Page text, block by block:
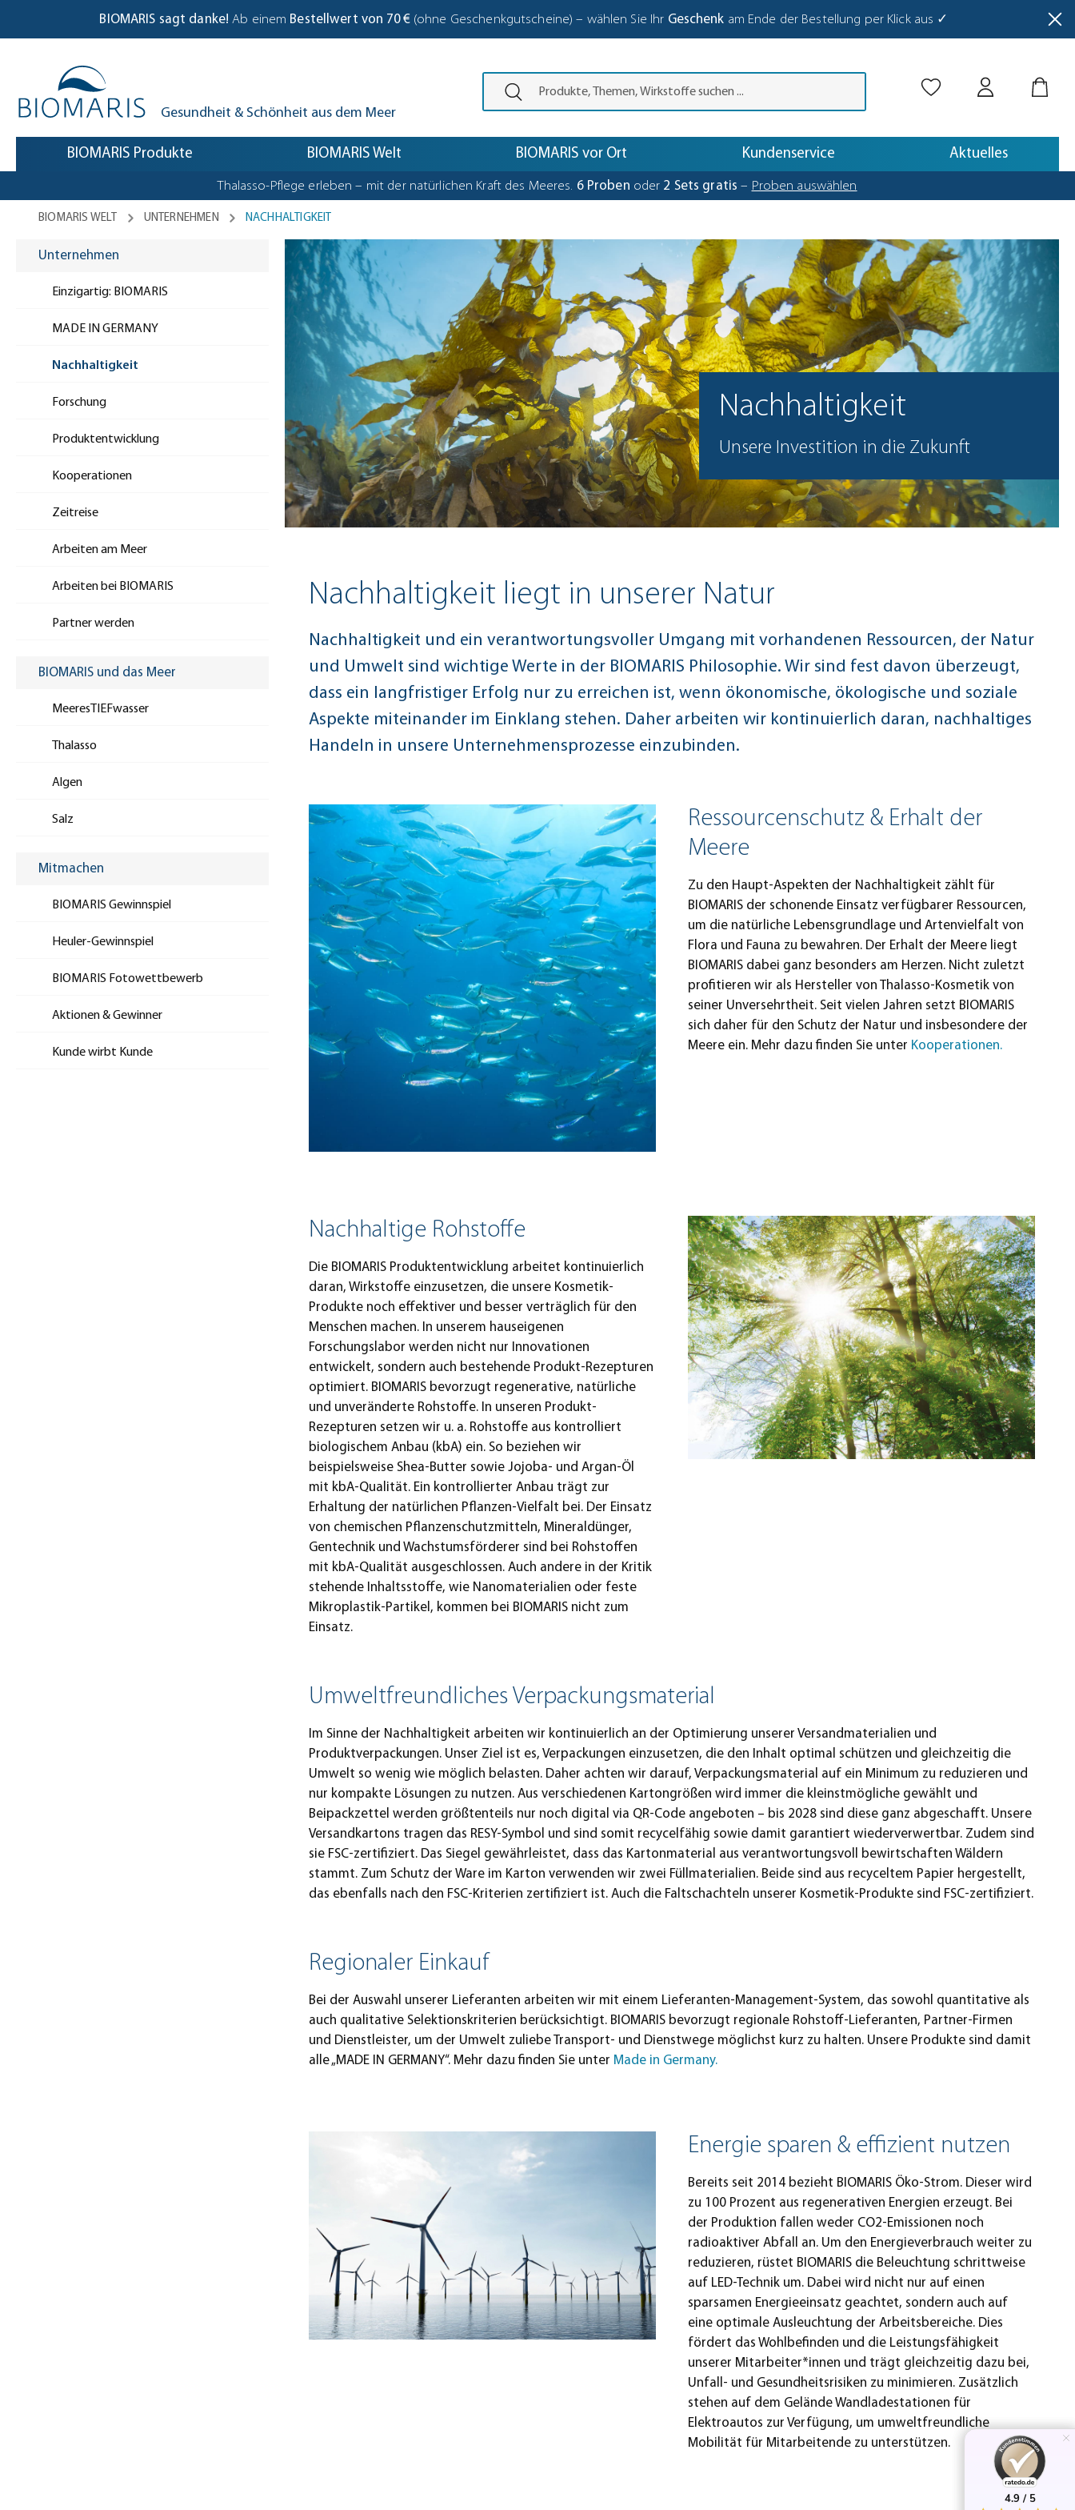
Hauptinhalt springen
Zur Suche springen
Zur Hauptnavigation springen
BIOMARIS sagt danke! Ab einem Bestellwert von 70 €(ohne Geschenkgutscheine) – wählen Sie Ihr Geschenk am Ende der Bestellung per Klick aus ✓
Gesundheit & Schönheit aus dem Meer
Den Suchbegriff eingeben und die Eingabetaste drücken.
BIOMARIS Produkte BIOMARIS Welt BIOMARIS vor Ort Kundenservice Aktuelles
Thalasso-Pflege erleben – mit der natürlichen Kraft des Meeres. 6 Proben oder 2 Sets gratis – Proben auswählen
BIOMARIS WELT UNTERNEHMEN NACHHALTIGKEIT
Unternehmen
Einzigartig: BIOMARIS
MADE IN GERMANY
Nachhaltigkeit
Forschung
Produktentwicklung
Kooperationen
Zeitreise
Arbeiten am Meer
Arbeiten bei BIOMARIS
Partner werden
BIOMARIS und das Meer
MeeresTIEFwasser
Thalasso
Algen
Salz
Mitmachen
BIOMARIS Gewinnspiel
Heuler-Gewinnspiel
BIOMARIS Fotowettbewerb
Aktionen & Gewinner
Kunde wirbt Kunde
Nachhaltigkeit
Unsere Investition in die Zukunft
Nachhaltigkeit liegt in unserer Natur
Nachhaltigkeit und ein verantwortungsvoller Umgang mit vorhandenen Ressourcen, der Natur
und Umwelt sind wichtige Werte in der BIOMARIS Philosophie. Wir sind fest davon überzeugt,
dass ein langfristiger Erfolg nur zu erreichen ist, wenn ökonomische, ökologische und soziale
Aspekte miteinander im Einklang stehen. Daher arbeiten wir kontinuierlich daran, nachhaltiges
Handeln in unsere Unternehmensprozesse einzubinden.
Ressourcenschutz & Erhalt der
Meere
Zu den Haupt-Aspekten der Nachhaltigkeit zählt für
BIOMARIS der schonende Einsatz verfügbarer Ressourcen,
um die natürliche Lebensgrundlage und Artenvielfalt von
Flora und Fauna zu bewahren. Der Erhalt der Meere liegt
BIOMARIS dabei ganz besonders am Herzen. Nicht zuletzt
profitieren wir als Hersteller von Thalasso-Kosmetik von
seiner Unversehrtheit. Seit vielen Jahren setzt BIOMARIS
sich daher für den Schutz der Natur und insbesondere der
Meere ein. Mehr dazu finden Sie unter Kooperationen.
Nachhaltige Rohstoffe
Die BIOMARIS Produktentwicklung arbeitet kontinuierlich
daran, Wirkstoffe einzusetzen, die unsere Kosmetik-
Produkte noch effektiver und besser verträglich für den
Menschen machen. In unserem hauseigenen
Forschungslabor werden nicht nur Innovationen
entwickelt, sondern auch bestehende Produkt-Rezepturen
optimiert. BIOMARIS bevorzugt regenerative, natürliche
und unveränderte Rohstoffe. In unseren Produkt-
Rezepturen setzen wir u. a. Rohstoffe aus kontrolliert
biologischem Anbau (kbA) ein. So beziehen wir
beispielsweise Shea-Butter sowie Jojoba- und Argan-Öl
mit kbA-Qualität. Ein kontrollierter Anbau trägt zur
Erhaltung der natürlichen Pflanzen-Vielfalt bei. Der Einsatz
von chemischen Pflanzenschutzmitteln, Mineraldünger,
Gentechnik und Wachstumsförderer sind bei Rohstoffen
mit kbA-Qualität ausgeschlossen. Auch andere in der Kritik
stehende Inhaltsstoffe, wie Nanomaterialien oder feste
Mikroplastik-Partikel, kommen bei BIOMARIS nicht zum
Einsatz.
Umweltfreundliches Verpackungsmaterial
Im Sinne der Nachhaltigkeit arbeiten wir kontinuierlich an der Optimierung unserer Versandmaterialien und
Produktverpackungen. Unser Ziel ist es, Verpackungen einzusetzen, die den Inhalt optimal schützen und gleichzeitig die
Umwelt so wenig wie möglich belasten. Daher achten wir darauf, Verpackungsmaterial auf ein Minimum zu reduzieren und
nur kompakte Lösungen zu nutzen. Aus verschiedenen Kartongrößen wird immer die kleinstmögliche gewählt und
Beipackzettel werden größtenteils nur noch digital via QR-Code angeboten – bis 2028 sind diese ganz abgeschafft. Unsere
Versandkartons tragen das RESY-Symbol und sind somit recycelfähig sowie damit garantiert wiederverwertbar. Zudem sind
sie FSC-zertifiziert. Das Siegel gewährleistet, dass das Kartonmaterial aus verantwortungsvoll bewirtschaften Wäldern
stammt. Zum Schutz der Ware im Karton verwenden wir zwei Füllmaterialien. Beide sind aus recyceltem Papier hergestellt,
das ebenfalls nach den FSC-Kriterien zertifiziert ist. Auch die Faltschachteln unserer Kosmetik-Produkte sind FSC-zertifiziert.
Regionaler Einkauf
Bei der Auswahl unserer Lieferanten arbeiten wir mit einem Lieferanten-Management-System, das sowohl quantitative als
auch qualitative Selektionskriterien berücksichtigt. BIOMARIS bevorzugt regionale Rohstoff-Lieferanten, Partner-Firmen
und Dienstleister, um der Umwelt zuliebe Transport- und Dienstwege möglichst kurz zu halten. Unsere Produkte sind damit
alle „MADE IN GERMANY“. Mehr dazu finden Sie unter Made in Germany.
Energie sparen & effizient nutzen
Bereits seit 2014 bezieht BIOMARIS Öko-Strom. Dieser wird
zu 100 Prozent aus regenerativen Energien erzeugt. Bei
der Produktion fallen weder CO2-Emissionen noch
radioaktiver Abfall an. Um den Energieverbrauch weiter zu
reduzieren, rüstet BIOMARIS die Beleuchtung schrittweise
auf LED-Technik um. Dabei wird nicht nur auf einen
sparsamen Energieeinsatz geachtet, sondern auch auf
eine optimale Ausleuchtung der Arbeitsbereiche. Dies
fördert das Wohlbefinden und die Leistungsfähigkeit
unserer Mitarbeiter*innen und trägt gleichzeitig dazu bei,
Unfall- und Gesundheitsrisiken zu minimieren. Zusätzlich
stehen auf dem Gelände Wandladestationen für
Elektroautos zur Verfügung, um umweltfreundliche
Mobilität für Mitarbeitende zu unterstützen.
4.9 / 5
4.9 / 5